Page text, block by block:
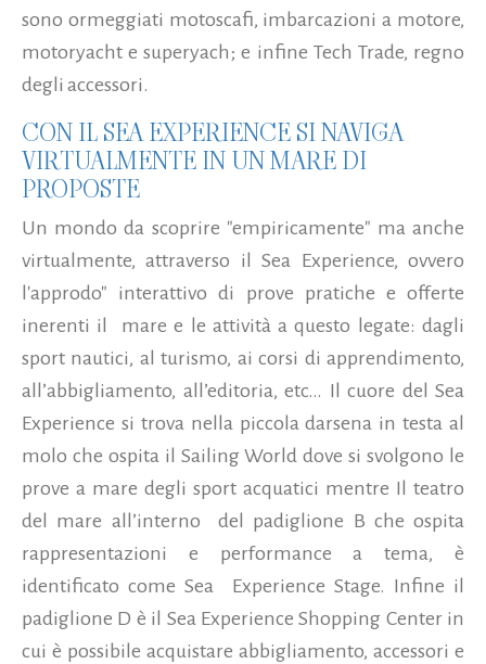
sono ormeggiati motoscafi, imbarcazioni a motore,
motoryacht e superyach; e infine Tech Trade, regno
degli accessori.
CON IL SEA EXPERIENCE SI NAVIGA
VIRTUALMENTE IN UN MARE DI
PROPOSTE
Un mondo da scoprire "empiricamente" ma anche
virtualmente, attraverso il Sea Experience, ovvero
l'approdo" interattivo di prove pratiche e offerte
inerenti il mare e le attività a questo legate: dagli
sport nautici, al turismo, ai corsi di apprendimento,
all’abbigliamento, all’editoria, etc… Il cuore del Sea
Experience si trova nella piccola darsena in testa al
molo che ospita il Sailing World dove si svolgono le
prove a mare degli sport acquatici mentre Il teatro
del mare all’interno del padiglione B che ospita
rappresentazioni e performance a tema, è
identificato come Sea Experience Stage. Infine il
padiglione D è il Sea Experience Shopping Center in
cui è possibile acquistare abbigliamento, accessori e